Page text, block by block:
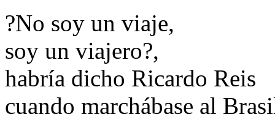
?No soy un viaje,
soy un viajero?,
habría dicho Ricardo Reis
cuando marchábase al